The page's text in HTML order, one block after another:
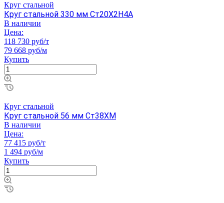
Круг стальной
Круг стальной 330 мм Ст20Х2Н4А
В наличии
Цена:
118 730 руб/т
79 668 руб/м
Купить
Круг стальной
Круг стальной 56 мм Ст38ХМ
В наличии
Цена:
77 415 руб/т
1 494 руб/м
Купить